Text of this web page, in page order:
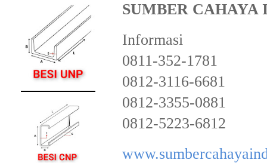
SUMBER CAHAYA
Informasi
0811-352-1781
0812-3116-6681
0812-3355-0881
0812-5223-6812